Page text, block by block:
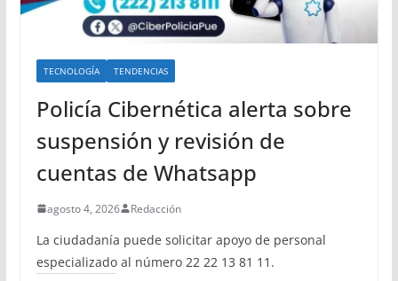
TECNOLOGÍA TENDENCIAS
Policía Cibernética alerta sobre
suspensión y revisión de
cuentas de Whatsapp
agosto 4, 2026 Redacción
La ciudadanía puede solicitar apoyo de personal
especializado al número 22 22 13 81 11.